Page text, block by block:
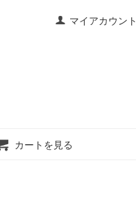
マイアカウント
カートを見る